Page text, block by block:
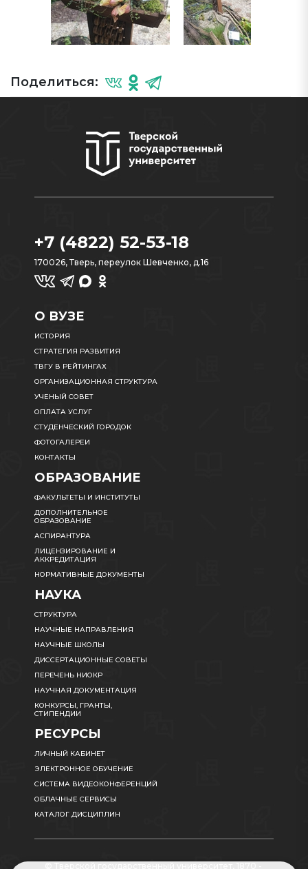
Поделиться:
+7 (4822) 52-53-18
170026, Тверь, переулок Шевченко, д.16
О ВУЗЕ
ИСТОРИЯ
СТРАТЕГИЯ РАЗВИТИЯ
ТВГУ В РЕЙТИНГАХ
ОРГАНИЗАЦИОННАЯ СТРУКТУРА
УЧЕНЫЙ СОВЕТ
ОПЛАТА УСЛУГ
СТУДЕНЧЕСКИЙ ГОРОДОК
ФОТОГАЛЕРЕИ
КОНТАКТЫ
ОБРАЗОВАНИЕ
ФАКУЛЬТЕТЫ И ИНСТИТУТЫ
ДОПОЛНИТЕЛЬНОЕ
ОБРАЗОВАНИЕ
АСПИРАНТУРА
ЛИЦЕНЗИРОВАНИЕ И
АККРЕДИТАЦИЯ
НОРМАТИВНЫЕ ДОКУМЕНТЫ
НАУКА
СТРУКТУРА
НАУЧНЫЕ НАПРАВЛЕНИЯ
НАУЧНЫЕ ШКОЛЫ
ДИССЕРТАЦИОННЫЕ СОВЕТЫ
ПЕРЕЧЕНЬ НИОКР
НАУЧНАЯ ДОКУМЕНТАЦИЯ
КОНКУРСЫ, ГРАНТЫ,
СТИПЕНДИИ
РЕСУРСЫ
ЛИЧНЫЙ КАБИНЕТ
ЭЛЕКТРОННОЕ ОБУЧЕНИЕ
СИСТЕМА ВИДЕОКОНФЕРЕНЦИЙ
ОБЛАЧНЫЕ СЕРВИСЫ
КАТАЛОГ ДИСЦИПЛИН